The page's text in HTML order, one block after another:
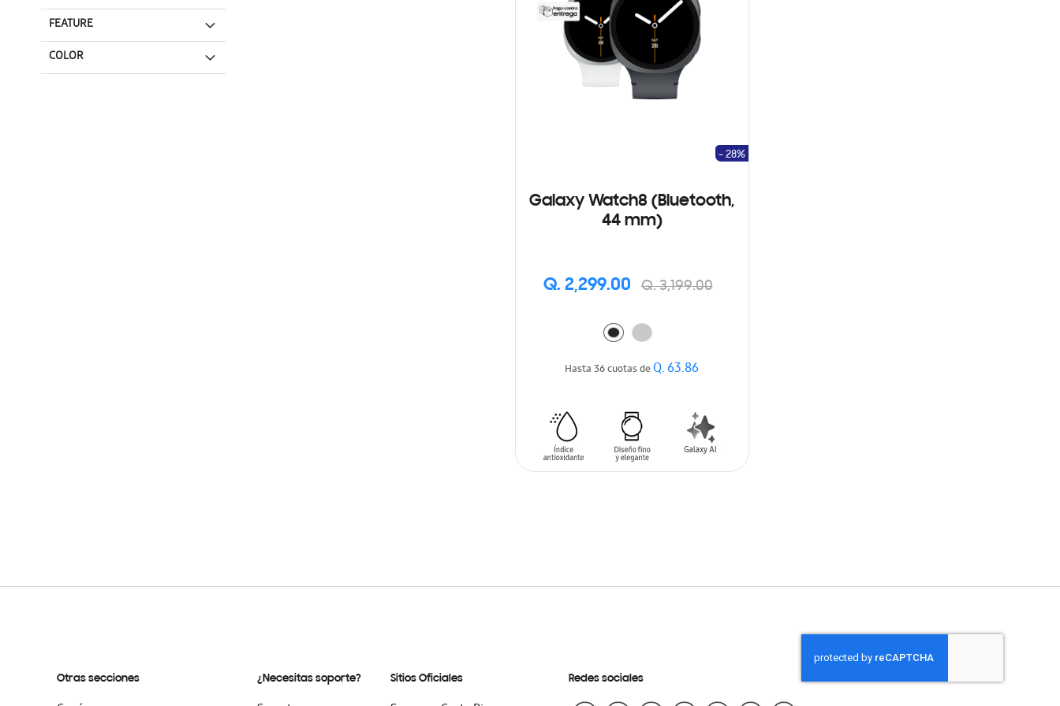
Galaxy Watch8 (Bluetooth,
44 mm)
Q. 2,299.00 Q. 3,199.00
- 28%
Hasta 36 cuotas deQ. 63.86
FEATURE
COLOR
Otras secciones ¿Necesitas soporte? Sitios Oficiales Redes sociales